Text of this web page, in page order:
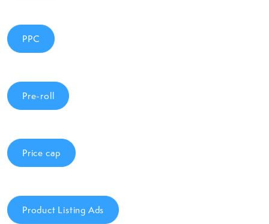
PPC
Pre-roll
Price cap
Product Listing Ads